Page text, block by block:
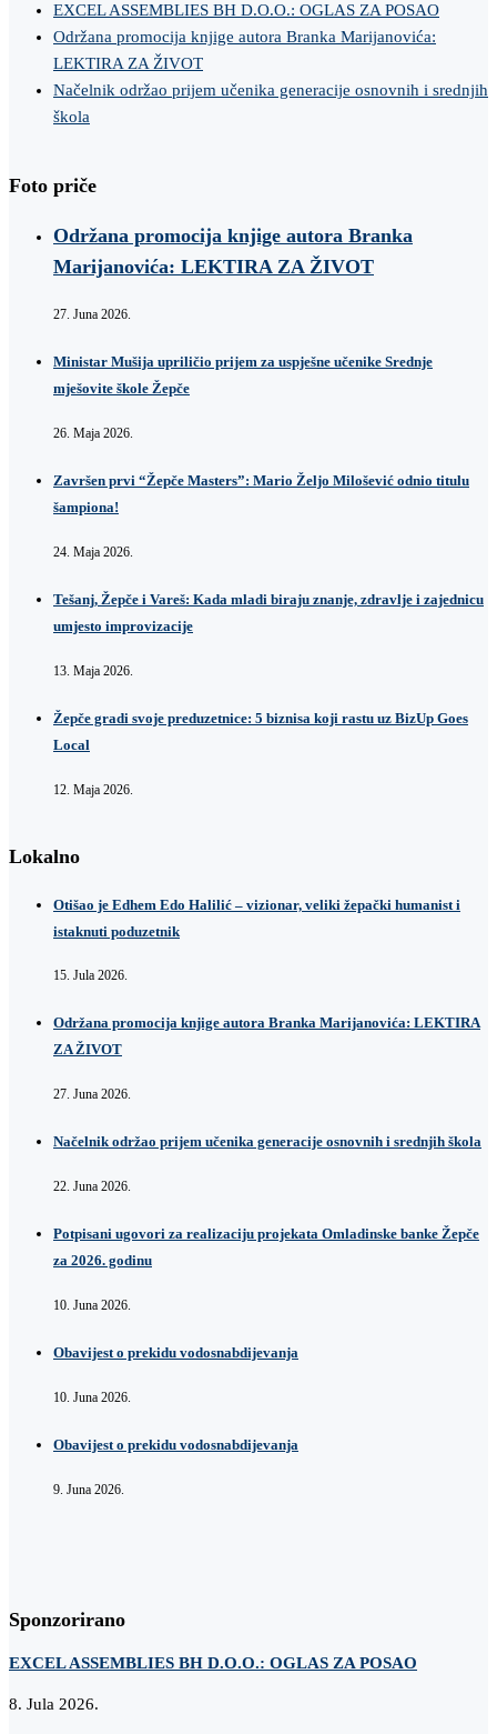
EXCEL ASSEMBLIES BH D.O.O.: OGLAS ZA POSAO
Održana promocija knjige autora Branka Marijanovića:
LEKTIRA ZA ŽIVOT
Načelnik održao prijem učenika generacije osnovnih i srednjih
škola
Foto priče
Održana promocija knjige autora Branka
Marijanovića: LEKTIRA ZA ŽIVOT
27. Juna 2026.
Ministar Mušija upriličio prijem za uspješne učenike Srednje
mješovite škole Žepče
26. Maja 2026.
Završen prvi “Žepče Masters”: Mario Željo Milošević odnio titulu
šampiona!
24. Maja 2026.
Tešanj, Žepče i Vareš: Kada mladi biraju znanje, zdravlje i zajednicu
umjesto improvizacije
13. Maja 2026.
Žepče gradi svoje preduzetnice: 5 biznisa koji rastu uz BizUp Goes
Local
12. Maja 2026.
Lokalno
Otišao je Edhem Edo Halilić – vizionar, veliki žepački humanist i
istaknuti poduzetnik
15. Jula 2026.
Održana promocija knjige autora Branka Marijanovića: LEKTIRA
ZA ŽIVOT
27. Juna 2026.
Načelnik održao prijem učenika generacije osnovnih i srednjih škola
22. Juna 2026.
Potpisani ugovori za realizaciju projekata Omladinske banke Žepče
za 2026. godinu
10. Juna 2026.
Obavijest o prekidu vodosnabdijevanja
10. Juna 2026.
Obavijest o prekidu vodosnabdijevanja
9. Juna 2026.
Sponzorirano
EXCEL ASSEMBLIES BH D.O.O.: OGLAS ZA POSAO
8. Jula 2026.